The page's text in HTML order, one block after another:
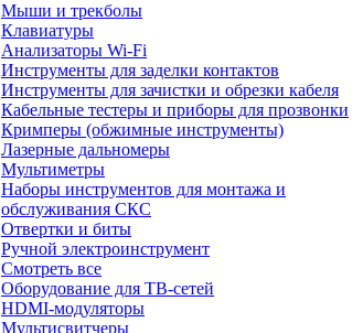
Мыши и трекболы
Клавиатуры
Анализаторы Wi-Fi
Инструменты для заделки контактов
Инструменты для зачистки и обрезки кабеля
Кабельные тестеры и приборы для прозвонки
Кримперы (обжимные инструменты)
Лазерные дальномеры
Мультиметры
Наборы инструментов для монтажа и
обслуживания СКС
Отвертки и биты
Ручной электроинструмент
Смотреть все
Оборудование для ТВ-сетей
HDMI-модуляторы
Мультисвитчеры